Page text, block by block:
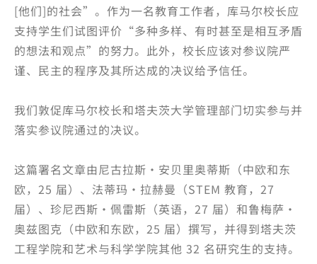
[他们]的社会”。作为一名教育工作者，库马尔校长应
支持学生们试图评价“多种多样、有时甚至是相互矛盾
的想法和观点”的努力。此外，校长应该对参议院严
谨、民主的程序及其所达成的决议给予信任。
我们敦促库马尔校长和塔夫茨大学管理部门切实参与并
落实参议院通过的决议。
这篇署名文章由尼古拉斯·安贝里奥蒂斯（中欧和东
欧，25 届）、法蒂玛·拉赫曼（STEM 教育，27
届）、珍尼西斯·佩雷斯（英语，27 届）和鲁梅萨·
奥兹图克（中欧和东欧，25 届）撰写，并得到塔夫茨
工程学院和艺术与科学学院其他 32 名研究生的支持。